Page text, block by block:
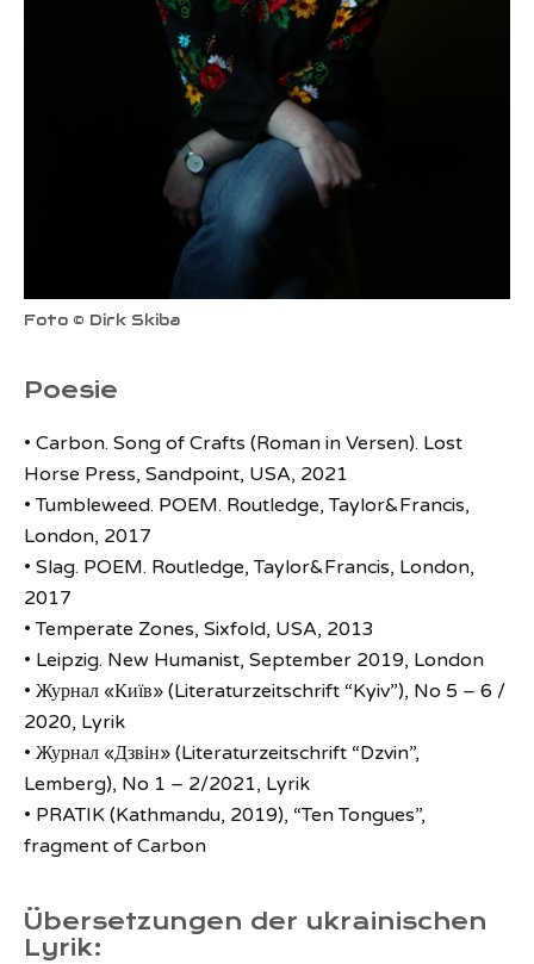
Foto © Dirk Skiba
Poesie
• Carbon. Song of Crafts (Roman in Versen). Lost
Horse Press, Sandpoint, USA, 2021
• Tumbleweed. POEM. Routledge, Taylor&Francis,
London, 2017
• Slag. POEM. Routledge, Taylor&Francis, London,
2017
• Temperate Zones, Sixfold, USA, 2013
• Leipzig. New Humanist, September 2019, London
• Журнал «Київ» (Literaturzeitschrift “Kyiv”), No 5 – 6 /
2020, Lyrik
• Журнал «Дзвін» (Literaturzeitschrift “Dzvin”,
Lemberg), No 1 – 2/2021, Lyrik
• PRATIK (Kathmandu, 2019), “Ten Tongues”,
fragment of Carbon
Übersetzungen der ukrainischen
Lyrik: